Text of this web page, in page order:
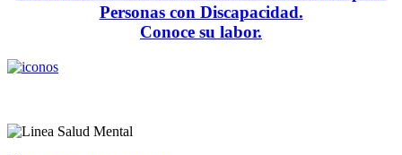
Personas con Discapacidad.
Conoce su labor.